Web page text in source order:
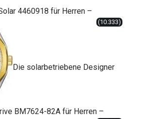
4460918 für Herren –
(10.333)
Die solarbetriebene Designer
BM7624-82A für Herren –